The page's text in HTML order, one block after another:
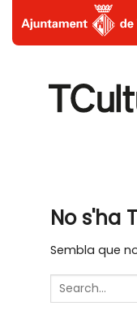
content
No s'ha
Sembla que